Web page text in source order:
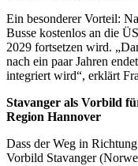
Ein besonderer Vorteil:
Busse kostenlos an die
2029 fortsetzen wird.
nach ein paar Jahren
integriert wird“, erklärt
Stavanger als Vorbild
Region Hannover
Dass der Weg in
Vorbild Stavanger